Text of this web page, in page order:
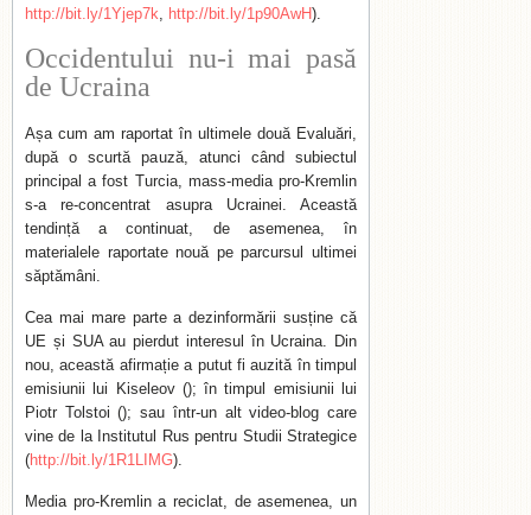
http://bit.ly/1Yjep7k, http://bit.ly/1p90AwH).
Occidentului nu-i mai pasă
de Ucraina
Așa cum am raportat în ultimele două Evaluări,
după o scurtă pauză, atunci când subiectul
principal a fost Turcia, mass-media pro-Kremlin
s-a re-concentrat asupra Ucrainei. Această
tendință a continuat, de asemenea, în
materialele raportate nouă pe parcursul ultimei
săptămâni.
Cea mai mare parte a dezinformării susține că
UE și SUA au pierdut interesul în Ucraina. Din
nou, această afirmație a putut fi auzită în timpul
emisiunii lui Kiseleov (); în timpul emisiunii lui
Piotr Tolstoi (); sau într-un alt video-blog care
vine de la Institutul Rus pentru Studii Strategice
(http://bit.ly/1R1LIMG).
Media pro-Kremlin a reciclat, de asemenea, un